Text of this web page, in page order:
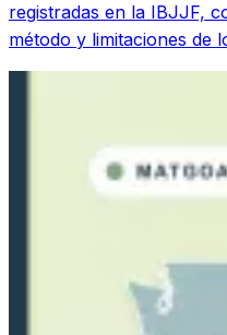
registradas en la IBJJF,
método y limitaciones de